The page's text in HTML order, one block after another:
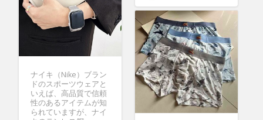
ナイキ（Nike）ブラン
ドのスポーツウェアと
いえば、高品質で信頼
性のあるアイテムが知
られていますが、ナイ